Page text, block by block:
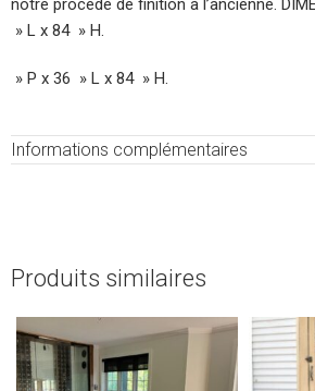
notre procédé de finition à l’ancienne.
» L x 84 » H.
» P x 36 » L x 84 » H.
Informations complémentaires
Produits similaires